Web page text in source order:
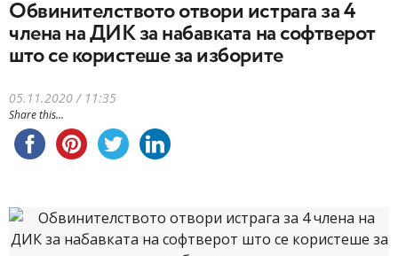
Обвинителството отвори истрага за 4
члена на ДИК за набавката на софтверот
што се користеше за изборите
05.11.2020 / 11:35
Share this...